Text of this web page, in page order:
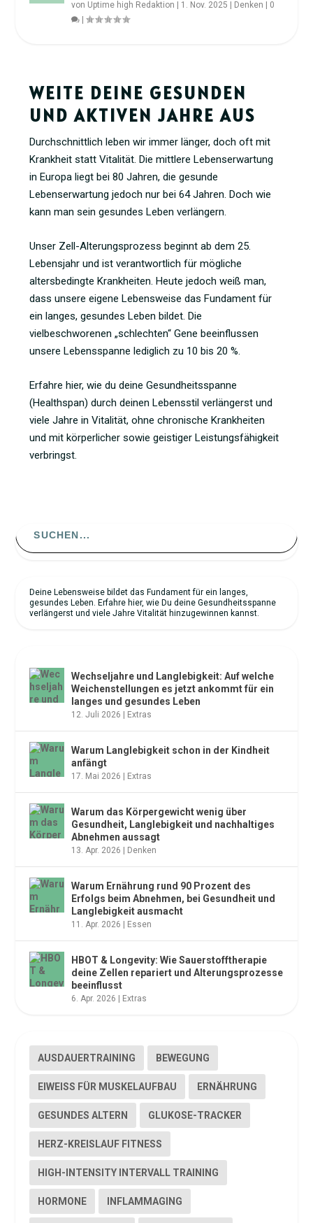
von Uptime high Redaktion 1. Nov. 2025 Denken
0
|
WEITE DEINE GESUNDEN
UND AKTIVEN JAHRE AUS
Durchschnittlich leben wir immer länger, doch oft mit
Krankheit statt Vitalität. Die mittlere Lebenserwartung
in Europa liegt bei 80 Jahren, die gesunde
Lebenserwartung jedoch nur bei 64 Jahren. Doch wie
kann man sein gesundes Leben verlängern.
Unser Zell-Alterungsprozess beginnt ab dem 25.
Lebensjahr und ist verantwortlich für mögliche
altersbedingte Krankheiten. Heute jedoch weiß man,
dass unsere eigene Lebensweise das Fundament für
ein langes, gesundes Leben bildet. Die
vielbeschworenen „schlechten“ Gene beeinflussen
unsere Lebensspanne lediglich zu 10 bis 20 %.
Erfahre hier, wie du deine Gesundheitsspanne
(Healthspan) durch deinen Lebensstil verlängerst und
viele Jahre in Vitalität, ohne chronische Krankheiten
und mit körperlicher sowie geistiger Leistungsfähigkeit
verbringst.
Deine Lebensweise bildet das Fundament für ein langes,
gesundes Leben. Erfahre hier, wie Du deine Gesundheitsspanne
verlängerst und viele Jahre Vitalität hinzugewinnen kannst.
Wechseljahre und Langlebigkeit: Auf welche
Weichenstellungen es jetzt ankommt für ein
langes und gesundes Leben
12. Juli 2026 Extras
Warum Langlebigkeit schon in der Kindheit
anfängt
17. Mai 2026 Extras
Warum das Körpergewicht wenig über
Gesundheit, Langlebigkeit und nachhaltiges
Abnehmen aussagt
13. Apr. 2026 Denken
Warum Ernährung rund 90 Prozent des
Erfolgs beim Abnehmen, bei Gesundheit und
Langlebigkeit ausmacht
11. Apr. 2026 Essen
HBOT & Longevity: Wie Sauerstofftherapie
deine Zellen repariert und Alterungsprozesse
beeinflusst
6. Apr. 2026 Extras
AUSDAUERTRAINING BEWEGUNG
EIWEISS FÜR MUSKELAUFBAU ERNÄHRUNG
GESUNDES ALTERN GLUKOSE-TRACKER
HERZ-KREISLAUF FITNESS
HIGH-INTENSITY INTERVALL TRAINING
HORMONE INFLAMMAGING